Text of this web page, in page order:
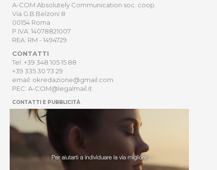
A-COM Absolutely Communication soc. coop.
Via G.B.Belzoni 8
00154 Roma
P.IVA: 14078821007
REA: RM - 1494729
CONTATTI
Tel: +39 348 105 15 88
+39 335 30 73 29
email: okredazione@gmail.com
PEC: A-COM@legalmail.it
CONTATTI E PUBBLICITÀ
NEWSLETTER
ORDER
PRIVACY POLICY
Sito Web sviluppato da